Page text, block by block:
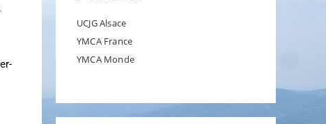
UCJG Alsace
YMCA France
YMCA Monde